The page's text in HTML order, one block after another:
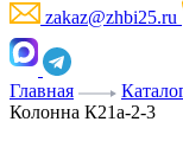
zakaz@zhbi25.ru
Главная
Колонна К21а-2-3